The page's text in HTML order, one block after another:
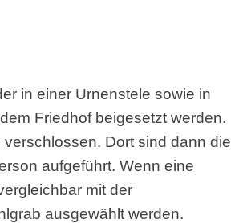
in einer Urnenstele sowie in
Friedhof beigesetzt werden.
Dort sind dann die
aufgeführt. Wenn eine
mit der
ausgewählt werden.